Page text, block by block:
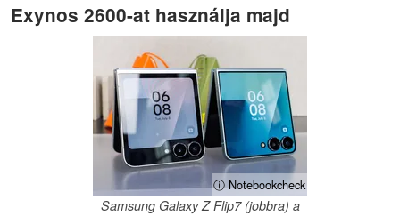
Exynos 2600-at használja majd
ⓘ Notebookcheck
Samsung Galaxy Z Flip7 (jobbra) a